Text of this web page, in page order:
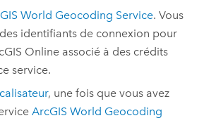
World Geocoding Service. Vous
identifiants de connexion pour
Online associé à des crédits
service.
, une fois que vous avez
ArcGIS World Geocoding